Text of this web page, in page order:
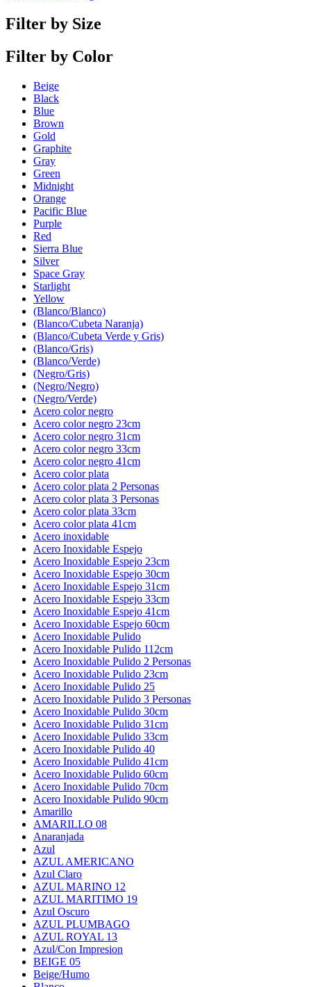
Filter by Size
Filter by Color
Beige
Black
Blue
Brown
Gold
Graphite
Gray
Green
Midnight
Orange
Pacific Blue
Purple
Red
Sierra Blue
Silver
Space Gray
Starlight
Yellow
(Blanco/Blanco)
(Blanco/Cubeta Naranja)
(Blanco/Cubeta Verde y Gris)
(Blanco/Gris)
(Blanco/Verde)
(Negro/Gris)
(Negro/Negro)
(Negro/Verde)
Acero color negro
Acero color negro 23cm
Acero color negro 31cm
Acero color negro 33cm
Acero color negro 41cm
Acero color plata
Acero color plata 2 Personas
Acero color plata 3 Personas
Acero color plata 33cm
Acero color plata 41cm
Acero inoxidable
Acero Inoxidable Espejo
Acero Inoxidable Espejo 23cm
Acero Inoxidable Espejo 30cm
Acero Inoxidable Espejo 31cm
Acero Inoxidable Espejo 33cm
Acero Inoxidable Espejo 41cm
Acero Inoxidable Espejo 60cm
Acero Inoxidable Pulido
Acero Inoxidable Pulido 112cm
Acero Inoxidable Pulido 2 Personas
Acero Inoxidable Pulido 23cm
Acero Inoxidable Pulido 25
Acero Inoxidable Pulido 3 Personas
Acero Inoxidable Pulido 30cm
Acero Inoxidable Pulido 31cm
Acero Inoxidable Pulido 33cm
Acero Inoxidable Pulido 40
Acero Inoxidable Pulido 41cm
Acero Inoxidable Pulido 60cm
Acero Inoxidable Pulido 70cm
Acero Inoxidable Pulido 90cm
Amarillo
AMARILLO 08
Anaranjada
Azul
AZUL AMERICANO
Azul Claro
AZUL MARINO 12
AZUL MARITIMO 19
Azul Oscuro
AZUL PLUMBAGO
AZUL ROYAL 13
Azul/Con Impresion
BEIGE 05
Beige/Humo